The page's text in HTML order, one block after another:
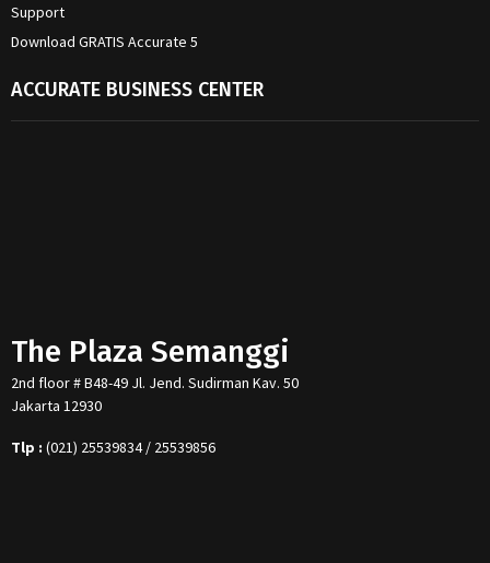
Support
Download GRATIS Accurate 5
ACCURATE BUSINESS CENTER
The Plaza Semanggi
2nd floor # B48-49 Jl. Jend. Sudirman Kav. 50
Jakarta 12930
Tlp : (021) 25539834 / 25539856